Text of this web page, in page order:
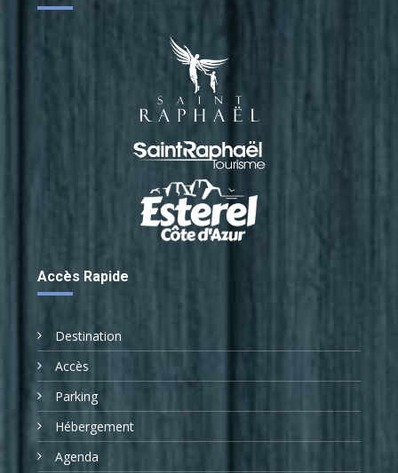
Accès Rapide
Destination
Accès
Parking
Hébergement
Agenda